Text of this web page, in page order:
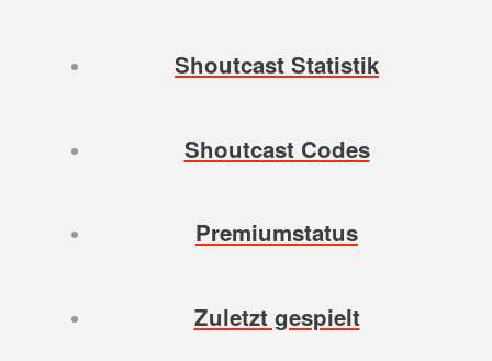
Shoutcast Statistik
Shoutcast Codes
Premiumstatus
Zuletzt gespielt